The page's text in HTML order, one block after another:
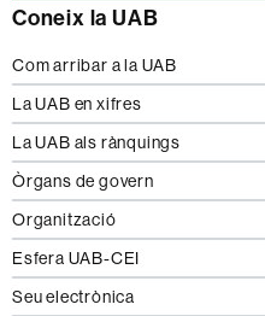
Coneix la UAB
Com arribar a la UAB
La UAB en xifres
La UAB als rànquings
Òrgans de govern
Organització
Esfera UAB-CEI
Seu electrònica